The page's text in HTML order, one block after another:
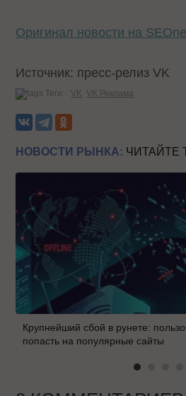
Оригинал новости на
Источник: пресс-релиз VK
Теги: VK VK Реклама
НОВОСТИ РЫНКА: ЧИТАЙТЕ
Крупнейший сбой в рунете:
попасть на популярные сайты